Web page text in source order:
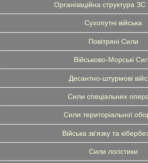
Організаційна структура ЗС
Сухопутні війська
Повітряні Сили
Військово-Морські
Десантно-штурмові
Сили спеціальних
Сили територіальної
Війська зв'язку та
Сили логістики